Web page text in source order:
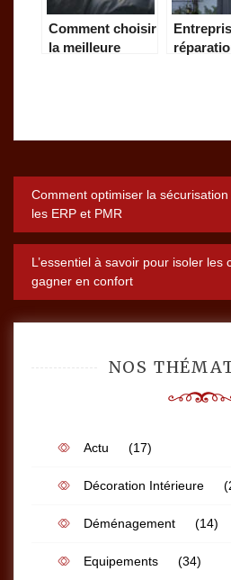
Comment choisir
la meilleure
rapide
Navigation
de
l’article
Comment optimiser la
les ERP et PMR
L’essentiel à savoir pour isoler
gagner en confort
NOS
Actu (17)
Décoration Intérieure
Déménagement (14)
Equipements (34)